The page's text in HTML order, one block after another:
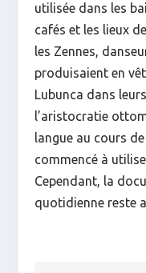
utilisée dans les
cafés et les lieux
les Zennes,
produisaient en
Lubunca dans
l’aristocratie
langue au cours
commencé à
Cependant, la
quotidienne reste